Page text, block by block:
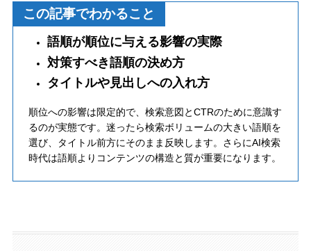
この記事でわかること
語順が順位に与える影響の実際
対策すべき語順の決め方
タイトルや見出しへの入れ方
順位への影響は限定的で、検索意図とCTRのために意識す
るのが実態です。迷ったら検索ボリュームの大きい語順を
選び、タイトル前方にそのまま反映します。さらにAI検索
時代は語順よりコンテンツの構造と質が重要になります。